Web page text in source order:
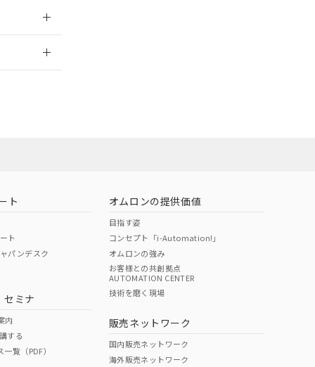
O O
ページへ
ください
ト
ト
パンデスク
セミナ
内
する
覧（PDF）
オムロンの提供価値
目指す姿
コンセプト「i-Automation!」
オムロンの強み
お客様との共創拠点
AUTOMATION CENTER
技術を磨く現場
販売ネットワーク
国内販売ネットワーク
海外販売ネットワーク